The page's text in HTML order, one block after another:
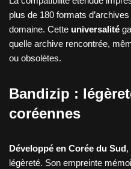
plus de 180 formats
domaine. Cette universalité
quelle archive rencontrée,
ou obsolètes.
Bandizip :
coréennes
Développé en Corée du Sud,
légèreté. Son empreinte